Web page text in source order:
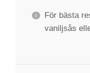
För bästa
vaniljsås